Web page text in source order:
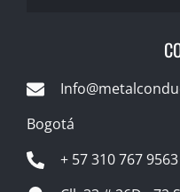
Bogotá
+ 57 310 767 9563